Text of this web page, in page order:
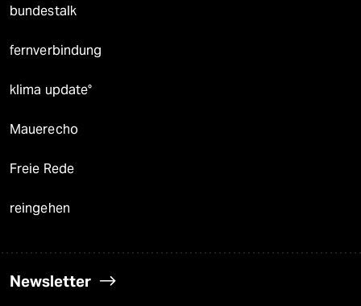
bundestalk
fernverbindung
klima update°
Mauerecho
Freie Rede
reingehen
Newsletter